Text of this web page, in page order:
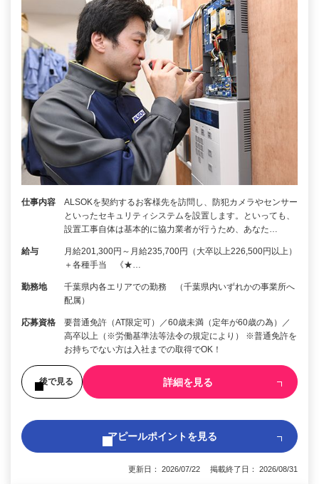
仕事内容
ALSOKを契約するお客様先を訪問し、防犯カメラやセンサー
といったセキュリティシステムを設置します。といっても、
設置工事自体は基本的に協力業者が行うため、あなた…
給与
月給201,300円～月給235,700円（大卒以上226,500円以上）
＋各種手当 《★…
勤務地
千葉県内各エリアでの勤務 （千葉県内いずれかの事業所へ
配属）
応募資格
要普通免許（AT限定可）／60歳未満（定年が60歳の為）／
高卒以上（※労働基準法等法令の規定により） ※普通免許を
お持ちでない方は入社までの取得でOK！
後で見る 詳細を見る
アピールポイントを見る
更新日： 2026/07/22 掲載終了日： 2026/08/31